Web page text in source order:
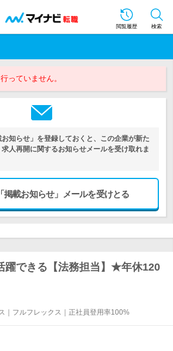
閲覧履歴 検索
っていません。
知らせ」を登録しておくと、この企業が新た
人再開に関するお知らせメールを受け取れま
掲載お知らせ」メールを受けとる
躍できる【法務担当】★年休120
｜フルフレックス｜正社員登用率100%